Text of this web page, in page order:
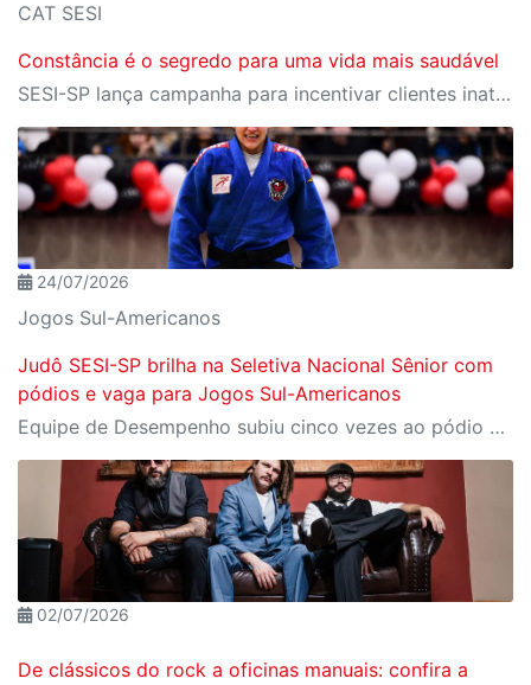
CAT SESI
Constância é o segredo para uma vida mais saudável
SESI-SP lança campanha para incentivar clientes inativos a retomarem a prática de atividades físicas, esporte e lazer com benefícios exclusivos
24/07/2026
Jogos Sul-Americanos
Judô SESI-SP brilha na Seletiva Nacional Sênior com
pódios e vaga para Jogos Sul-Americanos
Equipe de Desempenho subiu cinco vezes ao pódio e Gyovanna Andrade garantiu vaga nos Jogos Sul-Americanos 2026
02/07/2026
De clássicos do rock a oficinas manuais: confira a